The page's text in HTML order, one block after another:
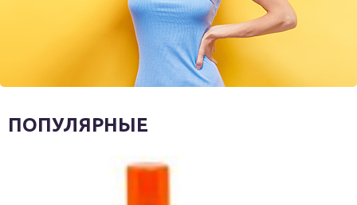
ПОПУЛЯРНЫЕ